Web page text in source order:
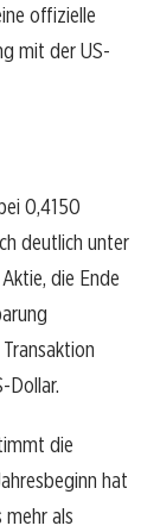
offizielle
mit der US-
0,4150
deutlich unter
die Ende
Dollar.
die
hat
als